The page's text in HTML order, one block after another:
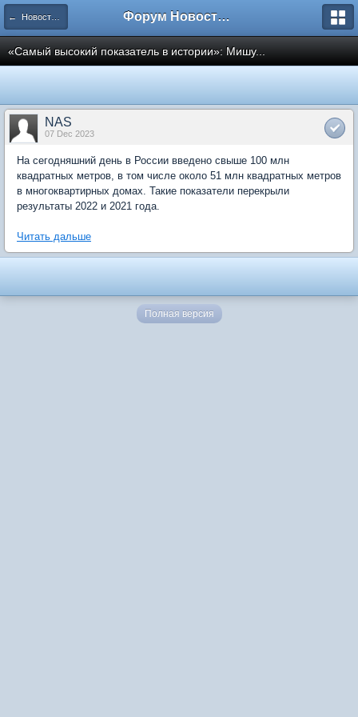
← Новости рынка недвижимости Форум Новостройки
«Самый высокий показатель в истории»: Мишу...
NAS
07 Dec 2023
На сегодняшний день в России введено свыше 100 млн
квадратных метров, в том числе около 51 млн квадратных метров
в многоквартирных домах. Такие показатели перекрыли
результаты 2022 и 2021 года.
Читать дальше
Полная версия